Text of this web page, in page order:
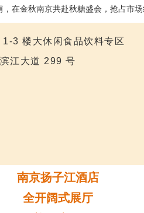
在金秋南京共赴秋糖盛会，抢占市
1-3 楼大休闲食品饮料专区
江大道 299 号
南京扬子江酒店
全开阔式展厅